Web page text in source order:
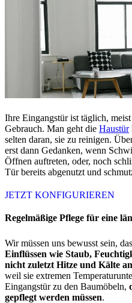
Ihre Eingangstür ist täglich,
Gebrauch. Man geht die Haustür
selten daran, sie zu reinigen.
erst dann Gedanken, wenn
Öffnen auftreten, oder, noch
Tür bereits abgenutzt und
JETZT KONFIGURIEREN
Regelmäßige Pflege für eine
Wir müssen uns bewusst sein,
Einflüssen wie Staub,
nicht zuletzt Hitze und Kälte
weil sie extremen
Eingangstür zu den Baumöbeln,
gepflegt werden müssen.